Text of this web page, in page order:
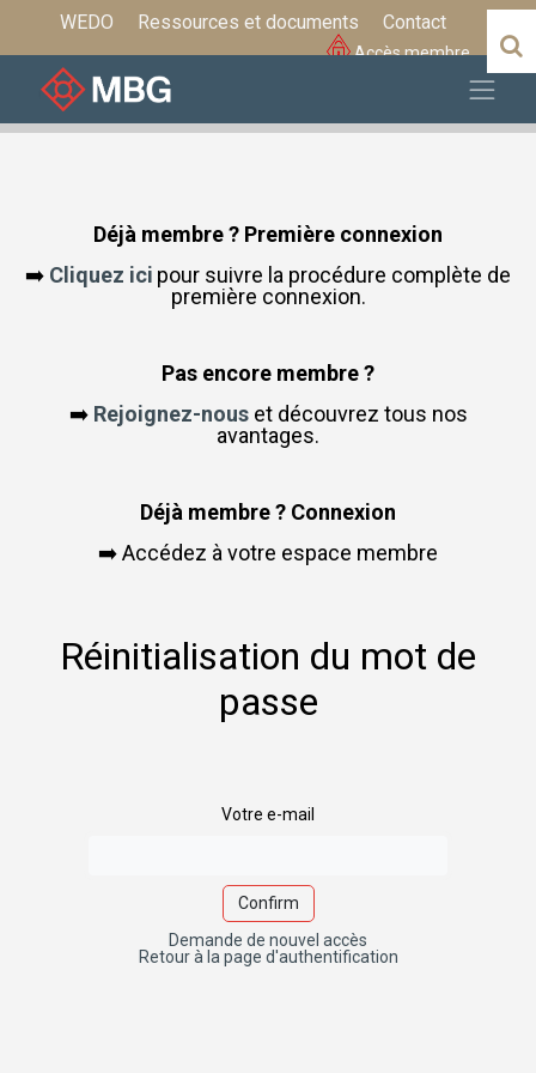
WEDO Ressources et documents Contact
Accès membre
Déjà membre ? Première connexion
➡️ Cliquez ici pour suivre la procédure complète de
première connexion.
Pas encore membre ?
➡️ Rejoignez-nouset découvrez tous nos
avantages.
Déjà membre ? Connexion
➡️ Accédez à votre espace membre
Réinitialisation du mot de
passe
Votre e-mail
Confirm
Demande de nouvel accès
Retour à la page d'authentification